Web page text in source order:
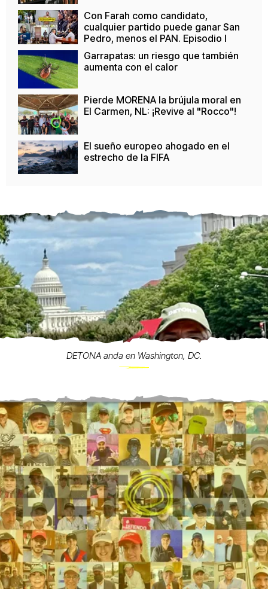
Con Farah como candidato,
cualquier partido puede ganar San
Pedro, menos el PAN. Episodio I
Garrapatas: un riesgo que también
aumenta con el calor
Pierde MORENA la brújula moral en
El Carmen, NL: ¡Revive al "Rocco"!
El sueño europeo ahogado en el
estrecho de la FIFA
DETONA anda en Washington, DC.